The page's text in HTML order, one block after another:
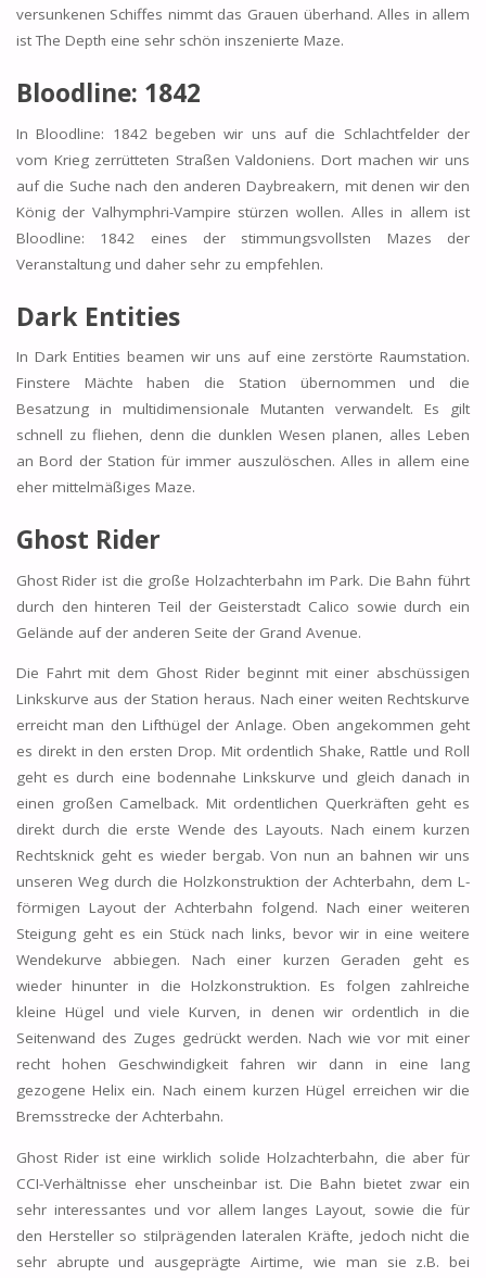
versunkenen Schiffes nimmt das Grauen überhand. Alles in allem
ist The Depth eine sehr schön inszenierte Maze.
Bloodline: 1842
In Bloodline: 1842 begeben wir uns auf die Schlachtfelder der
vom Krieg zerrütteten Straßen Valdoniens. Dort machen wir uns
auf die Suche nach den anderen Daybreakern, mit denen wir den
König der Valhymphri-Vampire stürzen wollen. Alles in allem ist
Bloodline: 1842 eines der stimmungsvollsten Mazes der
Veranstaltung und daher sehr zu empfehlen.
Dark Entities
In Dark Entities beamen wir uns auf eine zerstörte Raumstation.
Finstere Mächte haben die Station übernommen und die
Besatzung in multidimensionale Mutanten verwandelt. Es gilt
schnell zu fliehen, denn die dunklen Wesen planen, alles Leben
an Bord der Station für immer auszulöschen. Alles in allem eine
eher mittelmäßiges Maze.
Ghost Rider
Ghost Rider ist die große Holzachterbahn im Park. Die Bahn führt
durch den hinteren Teil der Geisterstadt Calico sowie durch ein
Gelände auf der anderen Seite der Grand Avenue.
Die Fahrt mit dem Ghost Rider beginnt mit einer abschüssigen
Linkskurve aus der Station heraus. Nach einer weiten Rechtskurve
erreicht man den Lifthügel der Anlage. Oben angekommen geht
es direkt in den ersten Drop. Mit ordentlich Shake, Rattle und Roll
geht es durch eine bodennahe Linkskurve und gleich danach in
einen großen Camelback. Mit ordentlichen Querkräften geht es
direkt durch die erste Wende des Layouts. Nach einem kurzen
Rechtsknick geht es wieder bergab. Von nun an bahnen wir uns
unseren Weg durch die Holzkonstruktion der Achterbahn, dem L-
förmigen Layout der Achterbahn folgend. Nach einer weiteren
Steigung geht es ein Stück nach links, bevor wir in eine weitere
Wendekurve abbiegen. Nach einer kurzen Geraden geht es
wieder hinunter in die Holzkonstruktion. Es folgen zahlreiche
kleine Hügel und viele Kurven, in denen wir ordentlich in die
Seitenwand des Zuges gedrückt werden. Nach wie vor mit einer
recht hohen Geschwindigkeit fahren wir dann in eine lang
gezogene Helix ein. Nach einem kurzen Hügel erreichen wir die
Bremsstrecke der Achterbahn.
Ghost Rider ist eine wirklich solide Holzachterbahn, die aber für
CCI-Verhältnisse eher unscheinbar ist. Die Bahn bietet zwar ein
sehr interessantes und vor allem langes Layout, sowie die für
den Hersteller so stilprägenden lateralen Kräfte, jedoch nicht die
sehr abrupte und ausgeprägte Airtime, wie man sie z.B. bei